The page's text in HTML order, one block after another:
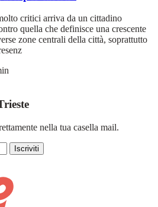
critici arriva da un cittadino
quella che definisce una crescente
zone centrali della città, soprattutto
nella tua casella mail.
Iscriviti